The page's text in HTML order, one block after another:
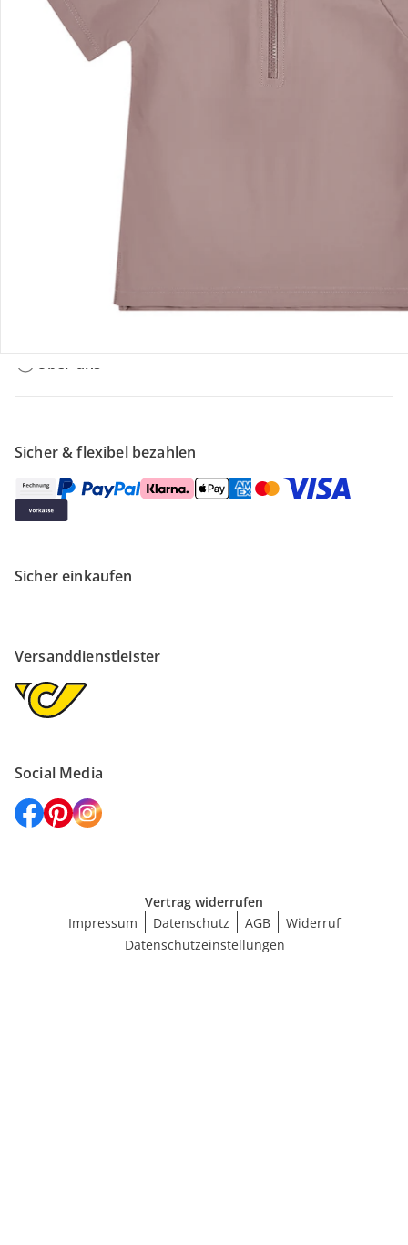
Bestellung & Lieferung
Retoure & Reklamation
Gutscheine & Aktionen
Kontakt & Service
Filialen & Beratung
Über uns
Sicher & flexibel bezahlen
Sicher einkaufen
Versanddienstleister
Social Media
Vertrag widerrufen
Impressum
Datenschutz AGB
Widerruf
Datenschutzeinstellungen